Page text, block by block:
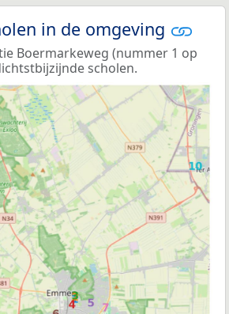
in de omgeving
Boermarkeweg (nummer 1 op
scholen.